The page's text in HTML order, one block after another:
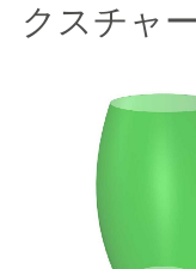
クスチャ